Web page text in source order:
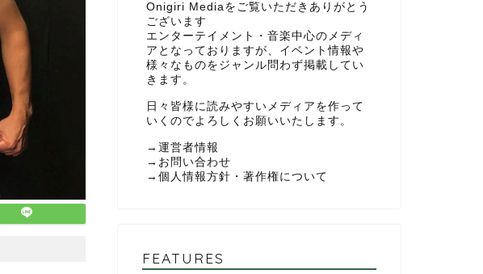
Onigiri Mediaをご覧いただきありがとう
ございます
エンターテイメント・音楽中心のメディ
アとなっておりますが、イベント情報や
様々なものをジャンル問わず掲載してい
きます。
日々皆様に読みやすいメディアを作って
いくのでよろしくお願いいたします。
→ 運営者情報
→ お問い合わせ
→ 個人情報方針・著作権について
FEATURES